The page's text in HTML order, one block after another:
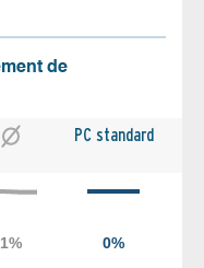
de
PC standard